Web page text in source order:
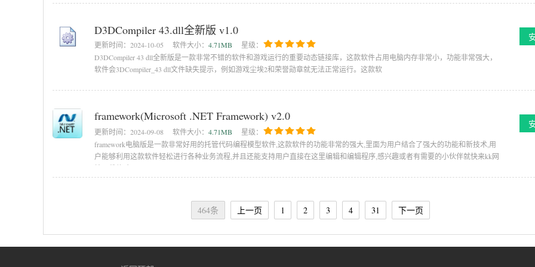
D3DCompiler 43.dll全新版 v1.0
更新时间： 2024-10-05 软件大小： 4.71MB
星级：
D3DCompiler 43 dll全新版是一款非常不错的软件和游戏运行的重要动态链接库，这款软件占用电脑内存非常小，功能非常强大，
软件会3DCompiler_43 dll文件缺失提示，例如游戏尘埃2和荣誉勋章就无法正常运行。这款软
framework(Microsoft .NET Framework) v2.0
更新时间： 2024-09-08 软件大小： 4.71MB
星级：
framework电脑版是一款非常好用的托管代码编程模型软件,这款软件的功能非常的强大,里面为用户结合了强大的功能和新技术,用
户能够利用这款软件轻松进行各种业务流程,并且还能支持用户直接在这里编辑和编辑程序,感兴趣或者有需要的小伙伴就快来kk网
站下载体验一下吧。
464条 上一页 1 2 3 4 31 下一页